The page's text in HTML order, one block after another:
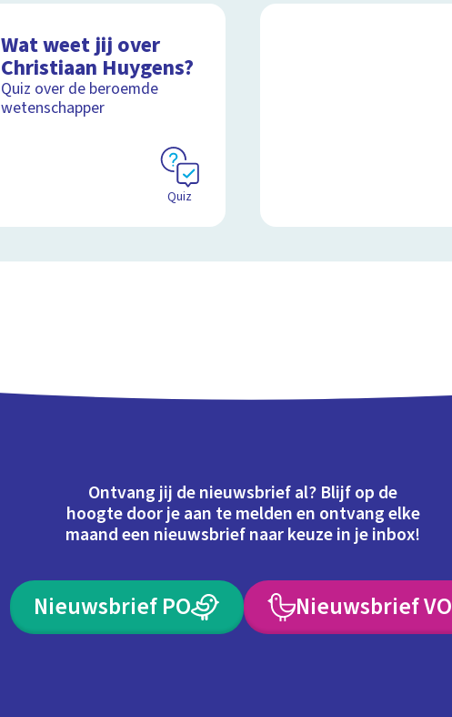
Wat weet jij over
Christiaan Huygens?
Quiz over de beroemde
wetenschapper
Quiz
Ontvang jij de nieuwsbrief al? Blijf op de
hoogte door je aan te melden en ontvang elke
maand een nieuwsbrief naar keuze in je inbox!
Nieuwsbrief PO Nieuwsbrief VO